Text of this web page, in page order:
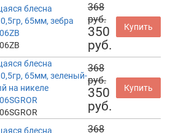
блесна
65мм, зебра
368
руб.
350
руб.
Купить
блесна
65мм, зеленый-
на никеле
368
руб.
350
руб.
Купить
блесна 368